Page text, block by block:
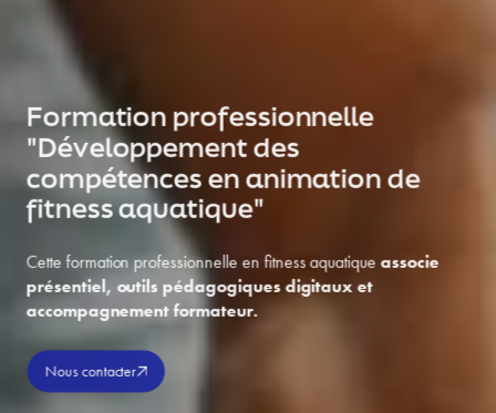
Formation professionnelle
"Développement des
compétences en animation de
fitness aquatique"
Cette formation professionnelle en fitness aquatiqueassocie
présentiel, outils pédagogiques digitaux et
accompagnement formateur.
Nous contacter